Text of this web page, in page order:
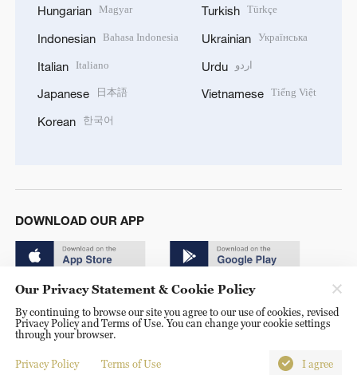
Hungarian Magyar
Indonesian Bahasa Indonesia
Italian Italiano
Japanese 日本語
Korean 한국어
Turkish Türkçe
Ukrainian Українська
Urdu اردو
Vietnamese Tiếng Việt
DOWNLOAD OUR APP
© China Radio International.CRI. All Rights Reserved. 16A
Shijingshan Road, Beijing, China. 100040
Our Privacy Statement & Cookie Policy
By continuing to browse our site you agree to our use of cookies, revised
Privacy Policy and Terms of Use. You can change your cookie settings
through your browser.
Privacy Policy Terms of Use I agree